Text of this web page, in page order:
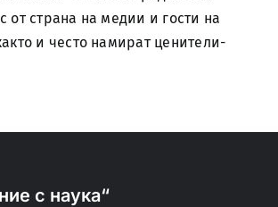
от страна на медии и гости на
и често намират ценители-
с наука“